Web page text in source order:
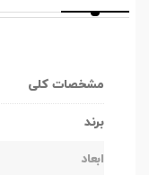
مشخصات کلی
برند
ابعاد